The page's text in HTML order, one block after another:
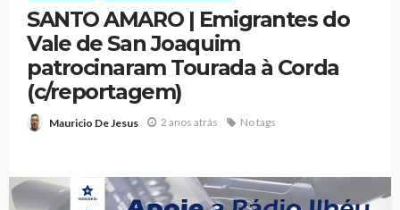
SANTO AMARO | Emigrantes do
Vale de San Joaquim
patrocinaram Tourada à Corda
(c/reportagem)
Mauricio De Jesus 2 anos atrás No tags